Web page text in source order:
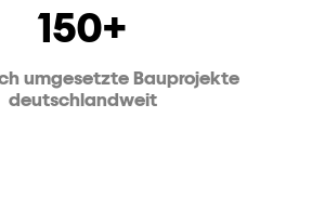
150+
umgesetzte Bauprojekte
deutschlandweit